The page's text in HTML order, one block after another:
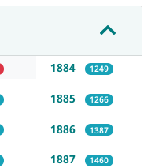
1884 1249
1885 1266
1886 1387
1887 1460